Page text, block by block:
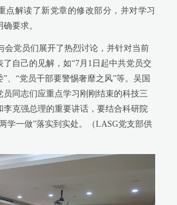
点解读了新党章的修改部分，并对学习
要求。
党员们展开了热烈讨论，并针对当前
了自己的见解，如“7 月 1 日起中共党员交
、“党员干部要警惕奢靡之风”等。吴国
员同志们应重点学习刚刚结束的科技三
李克强总理的重要讲话，要结合科研院
学一做”落实到实处。（LASG党支部供